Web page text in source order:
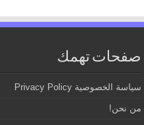
صفحات تهمك
سياسة الخصوصية Privacy Policy
من نحن!